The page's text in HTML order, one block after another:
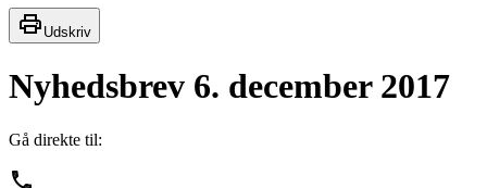
Udskriv
Nyhedsbrev 6. december 2017
Gå direkte til: